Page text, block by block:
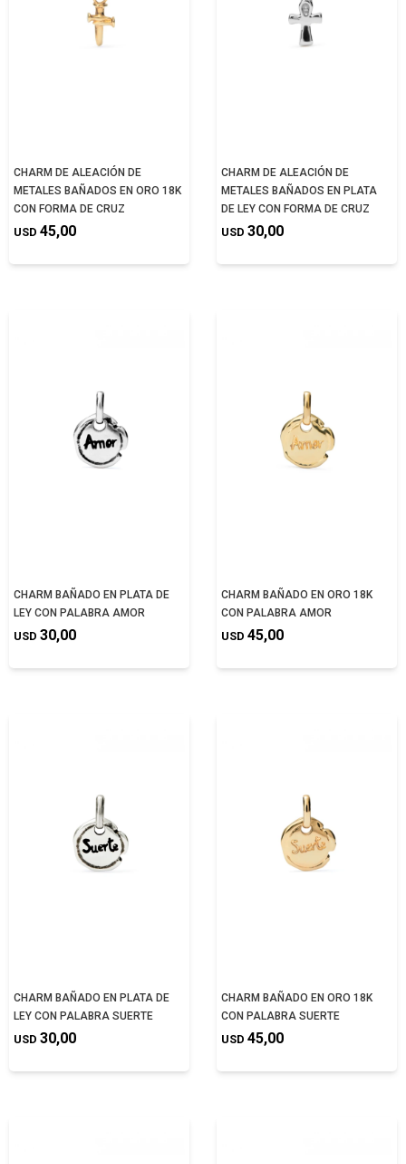
CHARM DE ALEACIÓN DE
METALES BAÑADOS EN ORO 18K
CON FORMA DE CRUZ
USD 45,00
CHARM DE ALEACIÓN DE
METALES BAÑADOS EN PLATA
DE LEY CON FORMA DE CRUZ
USD 30,00
CHARM BAÑADO EN PLATA DE
LEY CON PALABRA AMOR
USD 30,00
CHARM BAÑADO EN ORO 18K
CON PALABRA AMOR
USD 45,00
CHARM BAÑADO EN PLATA DE
LEY CON PALABRA SUERTE
USD 30,00
CHARM BAÑADO EN ORO 18K
CON PALABRA SUERTE
USD 45,00